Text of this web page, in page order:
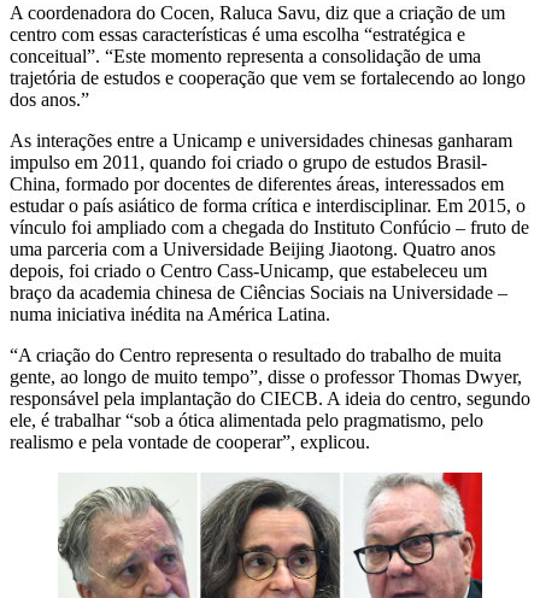
A coordenadora do Cocen, Raluca Savu, diz que a criação de um
centro com essas características é uma escolha “estratégica e
conceitual”. “Este momento representa a consolidação de uma
trajetória de estudos e cooperação que vem se fortalecendo ao longo
dos anos.”
As interações entre a Unicamp e universidades chinesas ganharam
impulso em 2011, quando foi criado o grupo de estudos Brasil-
China, formado por docentes de diferentes áreas, interessados em
estudar o país asiático de forma crítica e interdisciplinar. Em 2015, o
vínculo foi ampliado com a chegada do Instituto Confúcio – fruto de
uma parceria com a Universidade Beijing Jiaotong. Quatro anos
depois, foi criado o Centro Cass-Unicamp, que estabeleceu um
braço da academia chinesa de Ciências Sociais na Universidade –
numa iniciativa inédita na América Latina.
“A criação do Centro representa o resultado do trabalho de muita
gente, ao longo de muito tempo”, disse o professor Thomas Dwyer,
responsável pela implantação do CIECB. A ideia do centro, segundo
ele, é trabalhar “sob a ótica alimentada pelo pragmatismo, pelo
realismo e pela vontade de cooperar”, explicou.